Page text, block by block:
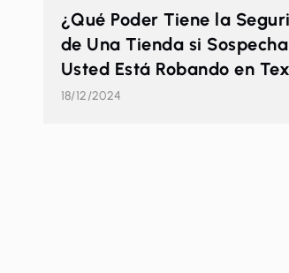
¿Qué Poder Tiene la
de Una Tienda si
Usted Está Robando en
18/12/2024